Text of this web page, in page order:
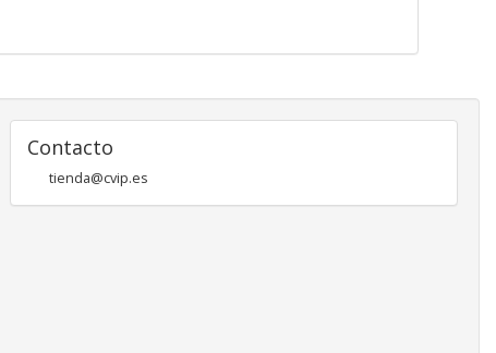
Contacto
tienda@cvip.es